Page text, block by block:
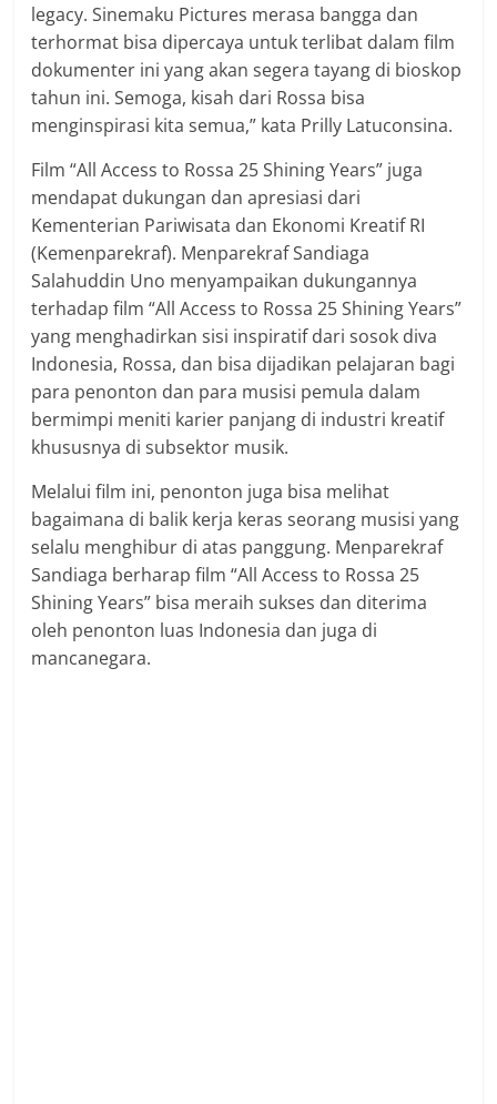
legacy. Sinemaku Pictures merasa bangga dan
terhormat bisa dipercaya untuk terlibat dalam film
dokumenter ini yang akan segera tayang di bioskop
tahun ini. Semoga, kisah dari Rossa bisa
menginspirasi kita semua,” kata Prilly Latuconsina.
Film “All Access to Rossa 25 Shining Years” juga
mendapat dukungan dan apresiasi dari
Kementerian Pariwisata dan Ekonomi Kreatif RI
(Kemenparekraf). Menparekraf Sandiaga
Salahuddin Uno menyampaikan dukungannya
terhadap film “All Access to Rossa 25 Shining Years”
yang menghadirkan sisi inspiratif dari sosok diva
Indonesia, Rossa, dan bisa dijadikan pelajaran bagi
para penonton dan para musisi pemula dalam
bermimpi meniti karier panjang di industri kreatif
khususnya di subsektor musik.
Melalui film ini, penonton juga bisa melihat
bagaimana di balik kerja keras seorang musisi yang
selalu menghibur di atas panggung. Menparekraf
Sandiaga berharap film “All Access to Rossa 25
Shining Years” bisa meraih sukses dan diterima
oleh penonton luas Indonesia dan juga di
mancanegara.